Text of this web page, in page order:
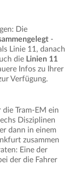
Die
-
Linie 11, danach
die Linien 11
Infos zu Ihrer
Verfügung.
Tram-EM ein
Disziplinen
dann in einem
zusammen
Eine der
der die Fahrer